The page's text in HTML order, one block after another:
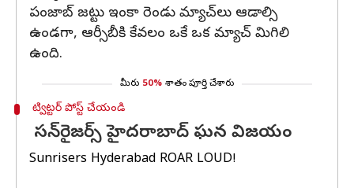
పంజాబ్ జట్టు ఇంకా రెండు మ్యాచ్‌లు ఆడాల్సి
ఉండగా, ఆర్సీబీకి కేవలం ఒకే ఒక మ్యాచ్ మిగిలి
ఉంది.
మీరు 50% శాతం పూర్తి చేశారు
ట్విట్టర్ పోస్ట్ చేయండి
సన్‌రైజర్స్‌ హైదరాబాద్‌ ఘన విజయం
Sunrisers Hyderabad ROAR LOUD!